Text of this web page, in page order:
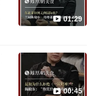
01:29
00:45